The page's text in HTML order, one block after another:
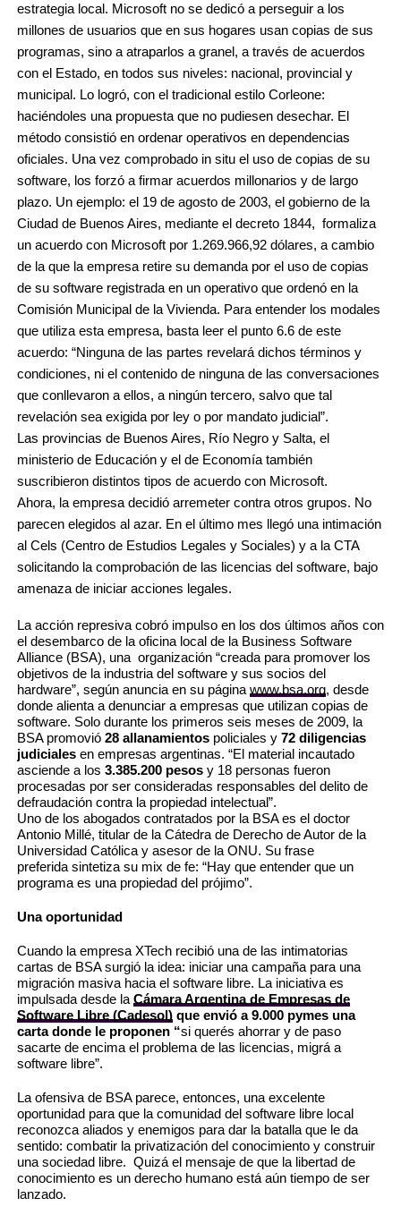
estrategia local. Microsoft no se dedicó a perseguir a los
millones de usuarios que en sus hogares usan copias de sus
programas, sino a atraparlos a granel, a través de acuerdos
con el Estado, en todos sus niveles: nacional, provincial y
municipal. Lo logró, con el tradicional estilo Corleone:
haciéndoles una propuesta que no pudiesen desechar. El
método consistió en ordenar operativos en dependencias
oficiales. Una vez comprobado in situ el uso de copias de su
software, los forzó a firmar acuerdos millonarios y de largo
plazo. Un ejemplo: el 19 de agosto de 2003, el gobierno de la
Ciudad de Buenos Aires, mediante el decreto 1844, formaliza
un acuerdo con Microsoft por 1.269.966,92 dólares, a cambio
de la que la empresa retire su demanda por el uso de copias
de su software registrada en un operativo que ordenó en la
Comisión Municipal de la Vivienda. Para entender los modales
que utiliza esta empresa, basta leer el punto 6.6 de este
acuerdo: “Ninguna de las partes revelará dichos términos y
condiciones, ni el contenido de ninguna de las conversaciones
que conllevaron a ellos, a ningún tercero, salvo que tal
revelación sea exigida por ley o por mandato judicial”.
Las provincias de Buenos Aires, Río Negro y Salta, el
ministerio de Educación y el de Economía también
suscribieron distintos tipos de acuerdo con Microsoft.
Ahora, la empresa decidió arremeter contra otros grupos. No
parecen elegidos al azar. En el último mes llegó una intimación
al Cels (Centro de Estudios Legales y Sociales) y a la CTA
solicitando la comprobación de las licencias del software, bajo
amenaza de iniciar acciones legales.
La acción represiva cobró impulso en los dos últimos años con
el desembarco de la oficina local de la Business Software
Alliance(BSA), una organización “creada para promover los
objetivos de la industria del software y sus socios del
hardware”, según anuncia en su página www.bsa.org, desde
donde alienta a denunciar a empresas que utilizan copias de
software. Solo durante los primeros seis meses de 2009, la
BSA promovió 28 allanamientospoliciales y 72 diligencias
judicialesen empresas argentinas. “El material incautado
asciende a los 3.385.200 pesosy 18 personas fueron
procesadas por ser consideradas responsables del delito de
defraudación contra la propiedad intelectual”.
Uno de los abogados contratados por la BSA es el doctor
Antonio Millé, titular de la Cátedra de Derecho de Autor de la
Universidad Católica y asesor de la ONU. Su frase
preferida sintetiza su mix de fe: “Hay que entender que un
programa es una propiedad del prójimo”.
Una oportunidad
Cuando la empresa XTech recibió una de las intimatorias
cartas de BSA surgió la idea: iniciar una campaña para una
migración masiva hacia el software libre. La iniciativa es
impulsada desde la Cámara Argentinade Empresas de
Software Libre (Cadesol)que envió a 9.000 pymes una
carta donde le proponen “si querés ahorrar y de paso
sacarte de encima el problema de las licencias, migrá a
software libre”.
La ofensiva de BSA parece, entonces, una excelente
oportunidad para que la comunidad del software libre local
reconozca aliados y enemigos para dar la batalla que le da
sentido: combatir la privatización del conocimiento y construir
una sociedad libre. Quizá el mensaje de que la libertad de
conocimiento es un derecho humano está aún tiempo de ser
lanzado.